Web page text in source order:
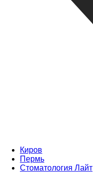
Киров
Пермь
Стоматология Лайт